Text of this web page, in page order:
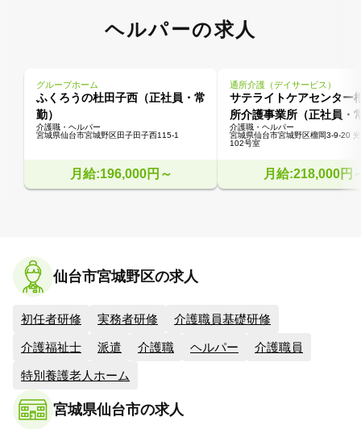
ヘルパーの求人
グループホーム
ふくろうの杜田子西（正社員・常
勤）
介護職・ヘルパー
宮城県仙台市宮城野区田子田子西115-1
月給:196,000円～
通所介護（デイサービス）
サテライトケアセンター
所介護事業所（正社員・
介護職・ヘルパー
宮城県仙台市宮城野区榴岡3-9-20
102号室
月給:218,000円
仙台市宮城野区の求人
初任者研修 実務者研修 介護職員基礎研修
介護福祉士 派遣 介護職 ヘルパー 介護職員
特別養護老人ホーム
宮城県仙台市の求人